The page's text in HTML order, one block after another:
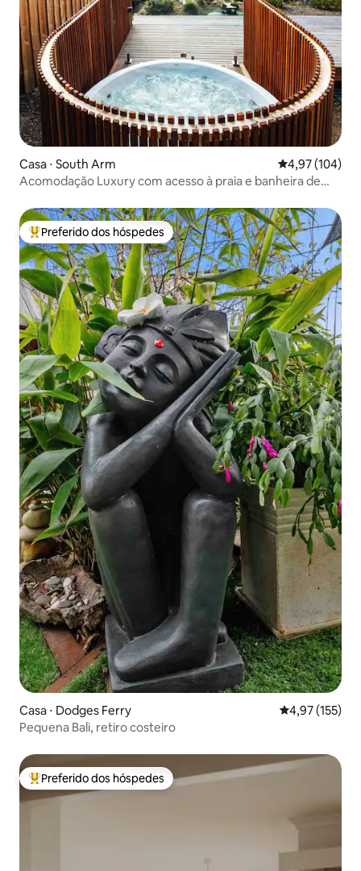
Casa ⋅ South Arm 4,97 de uma
4,97 (104)
Acomodação Luxury com acesso à praia e banheira de
Entre os melhores preferidos dos hóspedes
Preferido dos hóspedes
Casa ⋅ Dodges Ferry 4,97 de uma
4,97 (155)
Pequena Bali, retiro costeiro
Entre os melhores preferidos dos hóspedes
Preferido dos hóspedes